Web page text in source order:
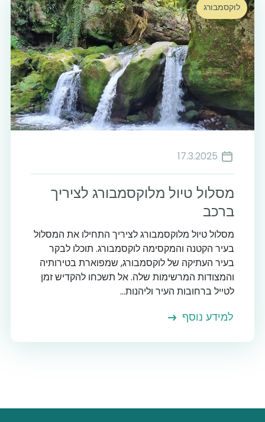
לוקסמבורג
17.3.2025
מסלול טיול מלוקסמבורג לציריך
ברכב
מסלול טיול מלוקסמבורג לציריך התחילו את המסלול
בעיר הקטנה והמקסימה לוקסמבורג. תוכלו לבקר
בעיר העתיקה של לוקסמבורג, שמפוארת בטירותיה
והמצודות המרשימות שלה. אל תשכחו להקדיש זמן
לטייל ברחובות העיר וליהנות...
למידע נוסף